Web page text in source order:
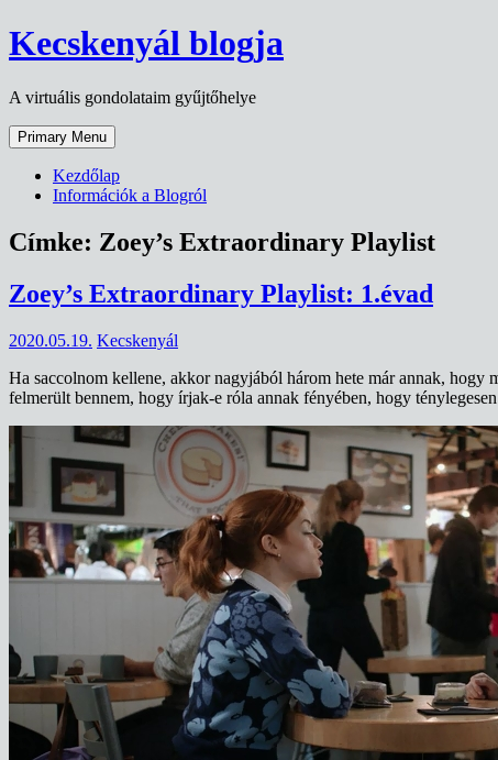
Skip
to
Kecskenyál blogja
A virtuális gondolataim gyűjtőhelye
Primary Menu
Kezdőlap
Információk a Blogról
Címke: Zoey’s Extraordinary Playlist
Zoey’s Extraordinary Playlist: 1.évad
2020.05.19. Kecskenyál
Ha saccolnom kellene, akkor nagyjából három hete már annak, hogy
felmerült bennem, hogy írjak-e róla annak fényében, hogy